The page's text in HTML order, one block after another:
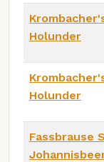
Holunder
Holunder
Fassbrause